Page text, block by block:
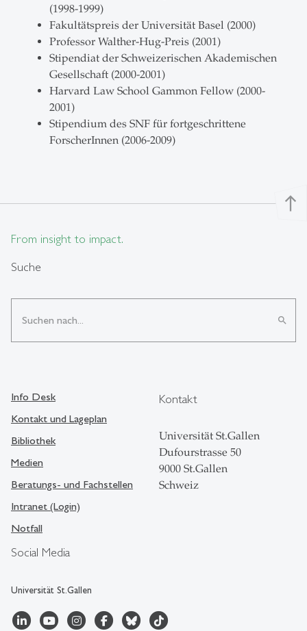
(1998-1999)
Fakultätspreis der Universität Basel (2000)
Professor Walther-Hug-Preis (2001)
Stipendiat der Schweizerischen Akademischen
Gesellschaft (2000-2001)
Harvard Law School Gammon Fellow (2000-
2001)
Stipendium des SNF für fortgeschrittene
ForscherInnen (2006-2009)
north
From insight to impact.
Suche
search
Social Media
Universität St.Gallen
Info Desk
Kontakt und Lageplan
Bibliothek
Medien
Beratungs- und Fachstellen
Intranet (Login)
Notfall
Kontakt
Universität St.Gallen
Dufourstrasse 50
9000 St.Gallen
Schweiz